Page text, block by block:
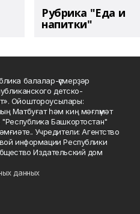
Рубрика "Еда и
напитки"
балалар-үҫмерҙәр
детско-
Ойоштороусылары:
Матбуғат һәм киң мәғлүмәт
Башкортостан"
Учредители: Агентство
информации Республики
Издательский дом
данных